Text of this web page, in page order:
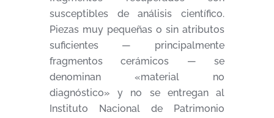
susceptibles de análisis científico.
Piezas muy pequeñas o sin atributos
suficientes — principalmente
fragmentos cerámicos — se
denominan «material no
diagnóstico» y no se entregan al
Instituto Nacional de Patrimonio